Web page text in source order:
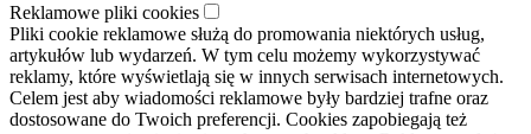
Reklamowe pliki cookies
Pliki cookie reklamowe służą do promowania niektórych usług,
artykułów lub wydarzeń. W tym celu możemy wykorzystywać
reklamy, które wyświetlają się w innych serwisach internetowych.
Celem jest aby wiadomości reklamowe były bardziej trafne oraz
dostosowane do Twoich preferencji. Cookies zapobiegają też